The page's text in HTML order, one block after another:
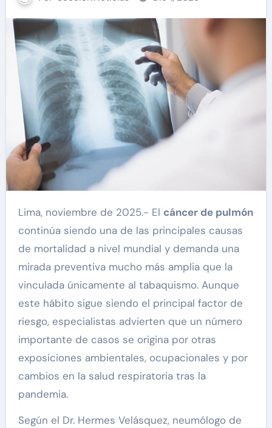
Lima, noviembre de 2025.- El cáncer de pulmón
continúa siendo una de las principales causas
de mortalidad a nivel mundial y demanda una
mirada preventiva mucho más amplia que la
vinculada únicamente al tabaquismo. Aunque
este hábito sigue siendo el principal factor de
riesgo, especialistas advierten que un número
importante de casos se origina por otras
exposiciones ambientales, ocupacionales y por
cambios en la salud respiratoria tras la
pandemia.
Según el Dr. Hermes Velásquez, neumólogo de